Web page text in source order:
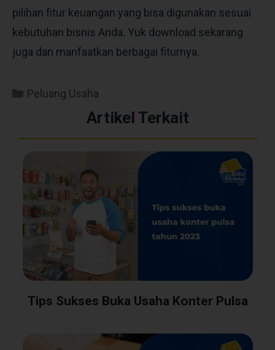
pilihan fitur keuangan yang bisa digunakan sesuai
kebutuhan bisnis Anda. Yuk download sekarang
juga dan manfaatkan berbagai fiturnya.
Peluang Usaha
Artikel Terkait
Tips Sukses Buka Usaha Konter Pulsa